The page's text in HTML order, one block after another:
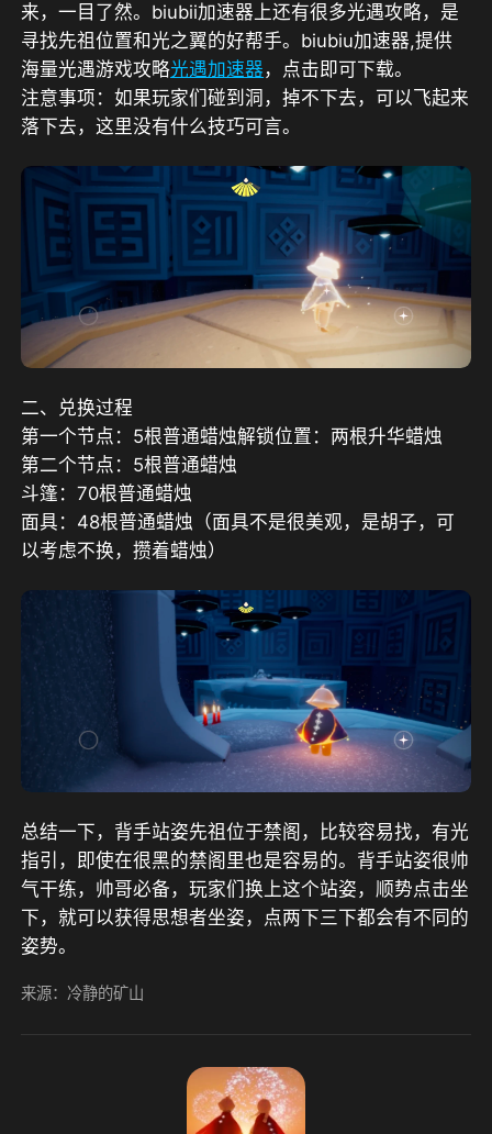
来，一目了然。biubii加速器上还有很多光遇攻略，是
寻找先祖位置和光之翼的好帮手。biubiu加速器,提供
海量光遇游戏攻略光遇加速器 ，点击即可下载。
注意事项：如果玩家们碰到洞，掉不下去，可以飞起来
落下去，这里没有什么技巧可言。
二、兑换过程
第一个节点：5根普通蜡烛解锁位置：两根升华蜡烛
第二个节点：5根普通蜡烛
斗篷：70根普通蜡烛
面具：48根普通蜡烛（面具不是很美观，是胡子，可
以考虑不换，攒着蜡烛）
总结一下，背手站姿先祖位于禁阁，比较容易找，有光
指引，即使在很黑的禁阁里也是容易的。背手站姿很帅
气干练，帅哥必备，玩家们换上这个站姿，顺势点击坐
下，就可以获得思想者坐姿，点两下三下都会有不同的
姿势。
来源：冷静的矿山